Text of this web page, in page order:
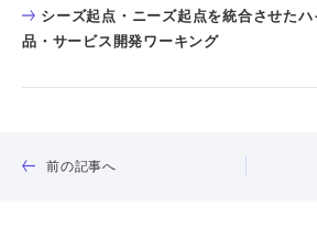
シーズ起点・ニーズ起点を統合させた
品・サービス開発ワーキング
前の記事へ